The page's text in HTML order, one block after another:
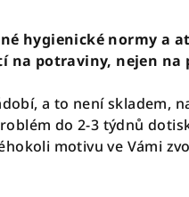
hygienické normy a
na potraviny, nejen na
a to není skladem,
do 2-3 týdnů
motivu ve Vámi